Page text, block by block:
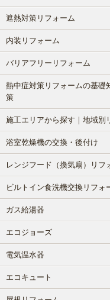
遮熱対策リフォーム
内装リフォーム
バリアフリーリフォーム
熱中症対策リフォームの基礎
策
施工エリアから探す｜地域別
浴室乾燥機の交換・後付け
レンジフード（換気扇）リフ
ビルトイン食洗機交換リフォ
ガス給湯器
エコジョーズ
電気温水器
エコキュート